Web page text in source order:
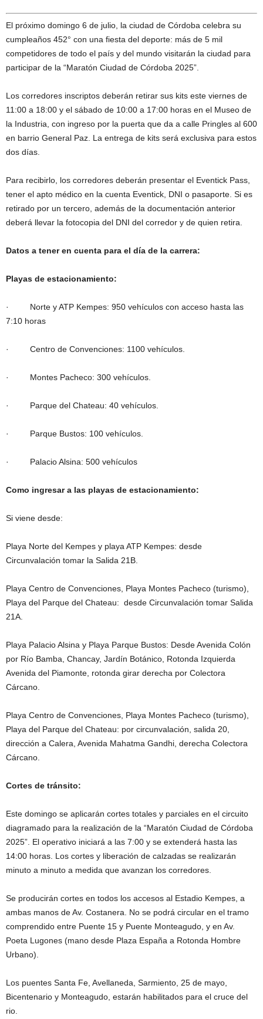
El próximo domingo 6 de julio, la ciudad de Córdoba celebra su
cumpleaños 452° con una fiesta del deporte: más de 5 mil
competidores de todo el país y del mundo visitarán la ciudad para
participar de la “Maratón Ciudad de Córdoba 2025”.
Los corredores inscriptos deberán retirar sus kits este viernes de
11:00 a 18:00 y el sábado de 10:00 a 17:00 horas en el Museo de
la Industria, con ingreso por la puerta que da a calle Pringles al 600
en barrio General Paz. La entrega de kits será exclusiva para estos
dos días.
Para recibirlo, los corredores deberán presentar el Eventick Pass,
tener el apto médico en la cuenta Eventick, DNI o pasaporte. Si es
retirado por un tercero, además de la documentación anterior
deberá llevar la fotocopia del DNI del corredor y de quien retira.
Datos a tener en cuenta para el día de la carrera:
Playas de estacionamiento:
· Norte y ATP Kempes: 950 vehículos con acceso hasta las
7:10 horas
· Centro de Convenciones: 1100 vehículos.
· Montes Pacheco: 300 vehículos.
· Parque del Chateau: 40 vehículos.
· Parque Bustos: 100 vehículos.
· Palacio Alsina: 500 vehículos
Como ingresar a las playas de estacionamiento:
Si viene desde:
Playa Norte del Kempes y playa ATP Kempes: desde
Circunvalación tomar la Salida 21B.
Playa Centro de Convenciones, Playa Montes Pacheco (turismo),
Playa del Parque del Chateau: desde Circunvalación tomar Salida
21A.
Playa Palacio Alsina y Playa Parque Bustos: Desde Avenida Colón
por Río Bamba, Chancay, Jardín Botánico, Rotonda Izquierda
Avenida del Piamonte, rotonda girar derecha por Colectora
Cárcano.
Playa Centro de Convenciones, Playa Montes Pacheco (turismo),
Playa del Parque del Chateau: por circunvalación, salida 20,
dirección a Calera, Avenida Mahatma Gandhi, derecha Colectora
Cárcano.
Cortes de tránsito:
Este domingo se aplicarán cortes totales y parciales en el circuito
diagramado para la realización de la “Maratón Ciudad de Córdoba
2025”. El operativo iniciará a las 7:00 y se extenderá hasta las
14:00 horas. Los cortes y liberación de calzadas se realizarán
minuto a minuto a medida que avanzan los corredores.
Se producirán cortes en todos los accesos al Estadio Kempes, a
ambas manos de Av. Costanera. No se podrá circular en el tramo
comprendido entre Puente 15 y Puente Monteagudo, y en Av.
Poeta Lugones (mano desde Plaza España a Rotonda Hombre
Urbano).
Los puentes Santa Fe, Avellaneda, Sarmiento, 25 de mayo,
Bicentenario y Monteagudo, estarán habilitados para el cruce del
rio.